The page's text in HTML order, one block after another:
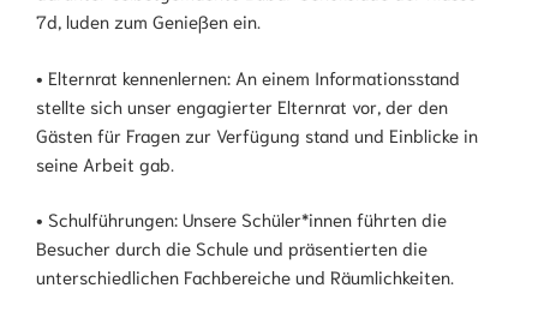
7d, luden zum Genießen ein.
• Elternrat kennenlernen: An einem Informationsstand
stellte sich unser engagierter Elternrat vor, der den
Gästen für Fragen zur Verfügung stand und Einblicke in
seine Arbeit gab.
• Schulführungen: Unsere Schüler*innen führten die
Besucher durch die Schule und präsentierten die
unterschiedlichen Fachbereiche und Räumlichkeiten.